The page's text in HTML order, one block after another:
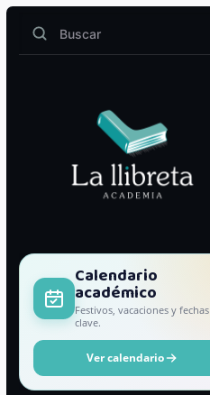
Buscar
BloquesCalendario
académico
Festivos, vacaciones y fechas
clave.
Ver calendario